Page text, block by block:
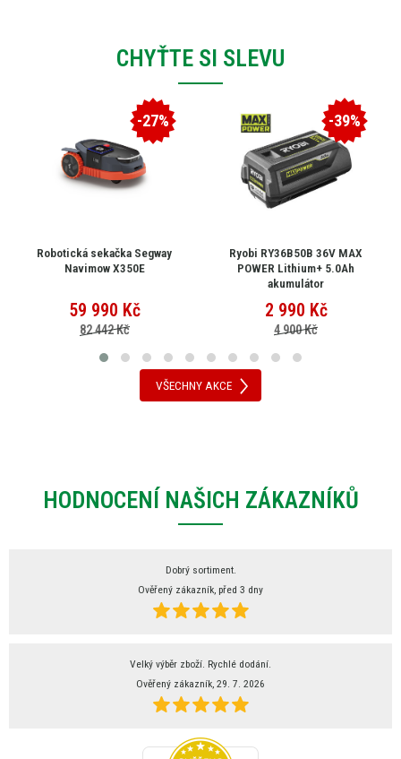
CHYŤTE SI SLEVU
-27%
Robotická sekačka Segway
Navimow X350E
59 990 Kč
82 442 Kč
-39%
Ryobi RY36B50B 36V MAX
POWER Lithium+ 5.0Ah
akumulátor
2 990 Kč
4 900 Kč
VŠECHNY AKCE
HODNOCENÍ NAŠICH ZÁKAZNÍKŮ
Dobrý sortiment.
Ověřený zákazník, před 3 dny
Velký výběr zboží. Rychlé dodání.
Ověřený zákazník, 29. 7. 2026